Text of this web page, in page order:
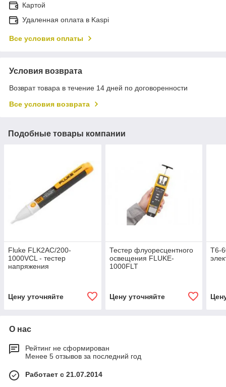
Картой
Удаленная оплата в Kaspi
Все условия оплаты
Условия возврата
Возврат товара в течение 14 дней по договоренности
Все условия возврата
Подобные товары компании
Fluke FLK2AC/200-
1000VCL - тестер
напряжения
Цену уточняйте
Тестер флуоресцентного
освещения FLUKE-
1000FLT
Цену уточняйте
T6-
О нас
Рейтинг не сформирован
Менее 5 отзывов за последний год
Работает с 21.07.2014